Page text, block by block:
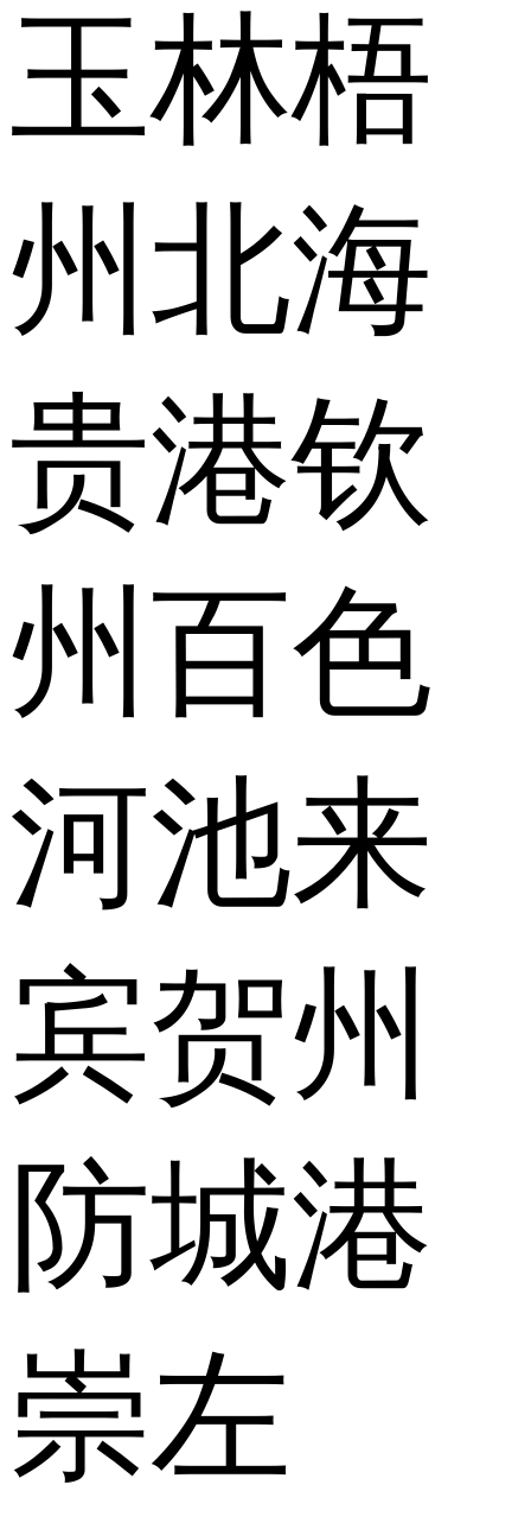
玉林梧
州 北海
贵港钦
州 百色
河池来
宾贺州
防城港
崇左